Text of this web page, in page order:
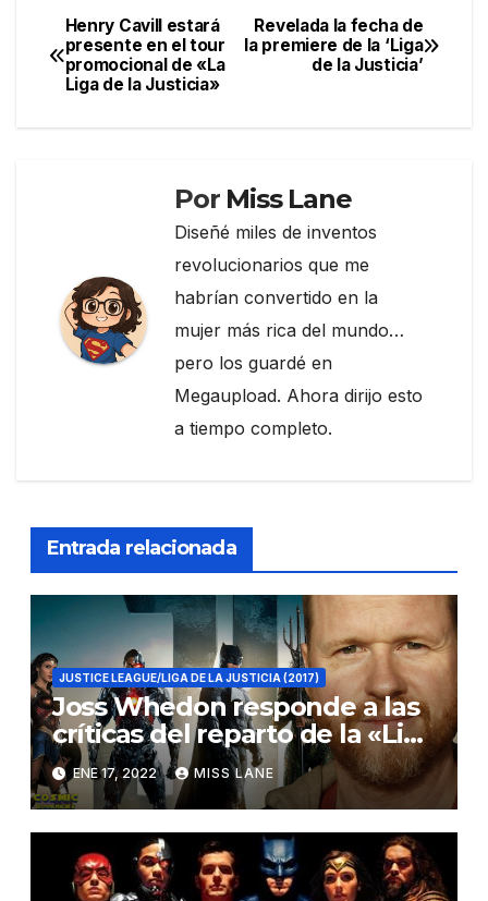
e
b
o
er gr
a
m
p
ar
tir
Navegación
de
Revelada la fecha de
la premiere de la ‘Liga
de la Justicia’
Henry Cavill estará
presente en el tour
promocional de «La
Liga de la Justicia»
Por Miss Lane
Diseñé miles de inventos
revolucionarios que me
habrían convertido en la
mujer más rica del mundo…
pero los guardé en
Megaupload. Ahora dirijo esto
a tiempo completo.
Entrada relacionada
JUSTICE LEAGUE/LIGA DE LA JUSTICIA (2017)
Joss Whedon responde a las
críticas del reparto de la «Liga
de la Justicia»
ENE 17, 2022 MISS LANE